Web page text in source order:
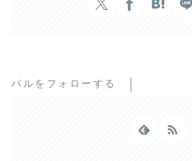
パルをフォローする